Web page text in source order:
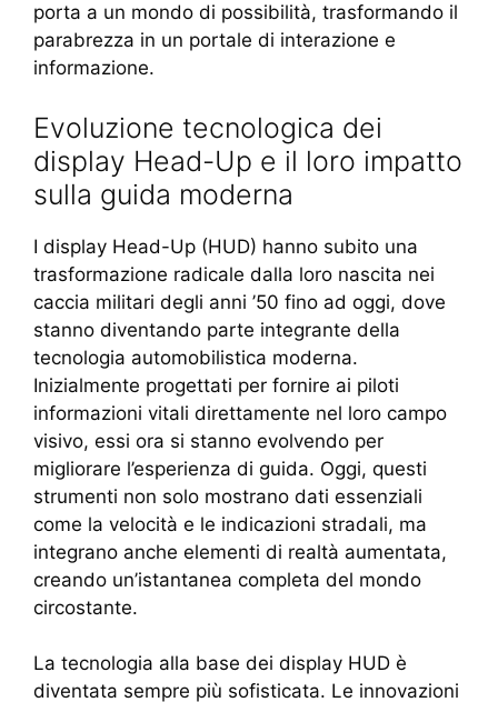
porta a un mondo di possibilità, trasformando il
parabrezza in un portale di interazione e
informazione.
Evoluzione tecnologica dei
display Head-Up e il loro impatto
sulla guida moderna
I display Head-Up (HUD) hanno subito una
trasformazione radicale dalla loro nascita nei
caccia militari degli anni ’50 fino ad oggi, dove
stanno diventando parte integrante della
tecnologia automobilistica moderna.
Inizialmente progettati per fornire ai piloti
informazioni vitali direttamente nel loro campo
visivo, essi ora si stanno evolvendo per
migliorare l’esperienza di guida. Oggi, questi
strumenti non solo mostrano dati essenziali
come la velocità e le indicazioni stradali, ma
integrano anche elementi di realtà aumentata,
creando un’istantanea completa del mondo
circostante.
La tecnologia alla base dei display HUD è
diventata sempre più sofisticata. Le innovazioni